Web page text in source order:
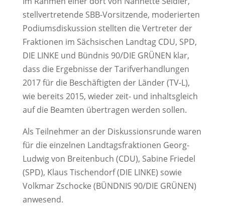
stellvertretende SBB-Vorsitzende, moderierten
Podiumsdiskussion stellten die Vertreter der
Fraktionen im Sächsischen Landtag CDU, SPD,
DIE LINKE und Bündnis 90/DIE GRÜNEN klar,
dass die Ergebnisse der Tarifverhandlungen
2017 für die Beschäftigten der Länder (TV-L),
wie bereits 2015, wieder zeit- und inhaltsgleich
auf die Beamten übertragen werden sollen.
Als Teilnehmer an der Diskussionsrunde waren
für die einzelnen Landtagsfraktionen Georg-
Ludwig von Breitenbuch (CDU), Sabine Friedel
(SPD), Klaus Tischendorf (DIE LINKE) sowie
Volkmar Zschocke (BÜNDNIS 90/DIE GRÜNEN)
anwesend.